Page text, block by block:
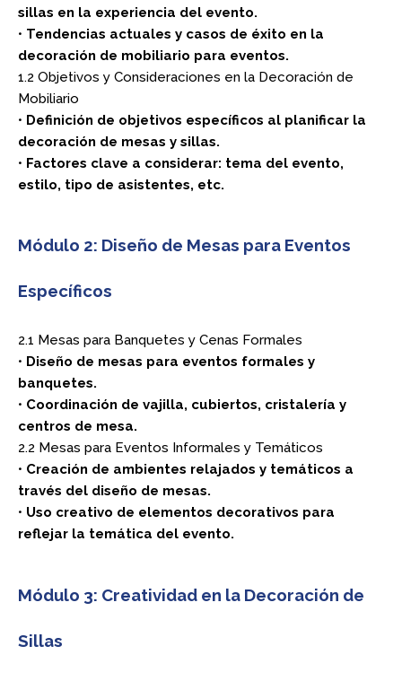
sillas en la experiencia del evento.
• Tendencias actuales y casos de éxito en la
decoración de mobiliario para eventos.
1.2 Objetivos y Consideraciones en la Decoración de
Mobiliario
• Definición de objetivos específicos al planificar la
decoración de mesas y sillas.
• Factores clave a considerar: tema del evento,
estilo, tipo de asistentes, etc.
Módulo 2: Diseño de Mesas para Eventos
Específicos
2.1 Mesas para Banquetes y Cenas Formales
• Diseño de mesas para eventos formales y
banquetes.
• Coordinación de vajilla, cubiertos, cristalería y
centros de mesa.
2.2 Mesas para Eventos Informales y Temáticos
• Creación de ambientes relajados y temáticos a
través del diseño de mesas.
• Uso creativo de elementos decorativos para
reflejar la temática del evento.
Módulo 3: Creatividad en la Decoración de
Sillas